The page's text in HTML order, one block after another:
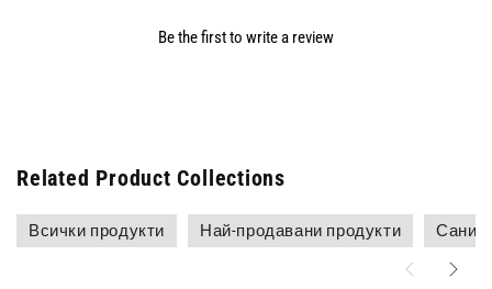
Be the first to write a review
Related Product Collections
Всички продукти Най-продавани продукти